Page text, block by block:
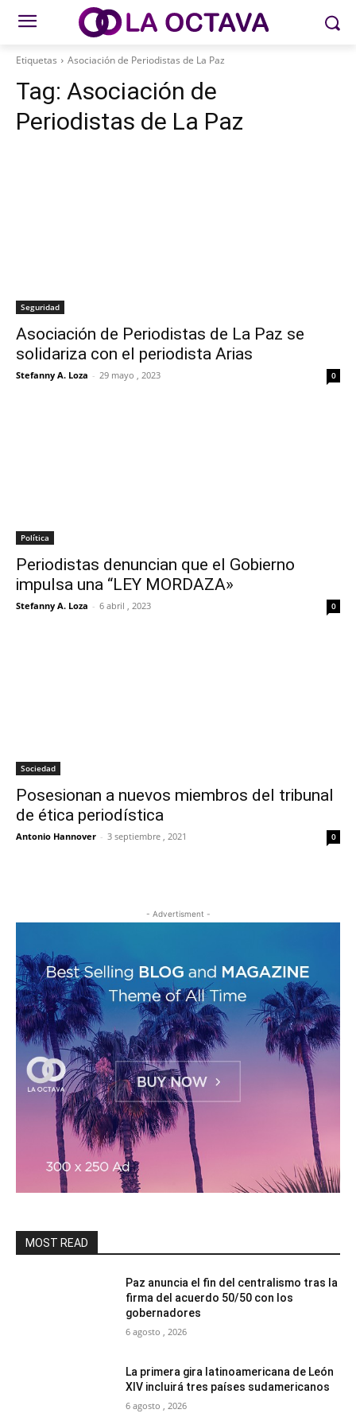
Etiquetas Asociación de Periodistas de La Paz
Tag: Asociación de
Periodistas de La Paz
Seguridad
Asociación de Periodistas de La Paz se
solidariza con el periodista Arias
Stefanny A. Loza - 29 mayo , 2023 0
Política
Periodistas denuncian que el Gobierno
impulsa una “LEY MORDAZA»
Stefanny A. Loza - 6 abril , 2023 0
Sociedad
Posesionan a nuevos miembros del tribunal
de ética periodística
Antonio Hannover - 3 septiembre , 2021 0
- Advertisment -
MOST READ
Paz anuncia el fin del centralismo tras la
firma del acuerdo 50/50 con los
gobernadores
6 agosto , 2026
La primera gira latinoamericana de León
XIV incluirá tres países sudamericanos
6 agosto , 2026